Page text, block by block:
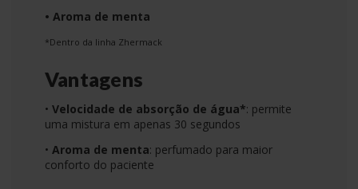
• Aroma de menta
*Dentro da linha Zhermack
Vantagens
• Velocidade de absorção de água*: permite
uma mistura em apenas 30 segundos
• Aroma de menta: perfumado para maior
conforto do paciente